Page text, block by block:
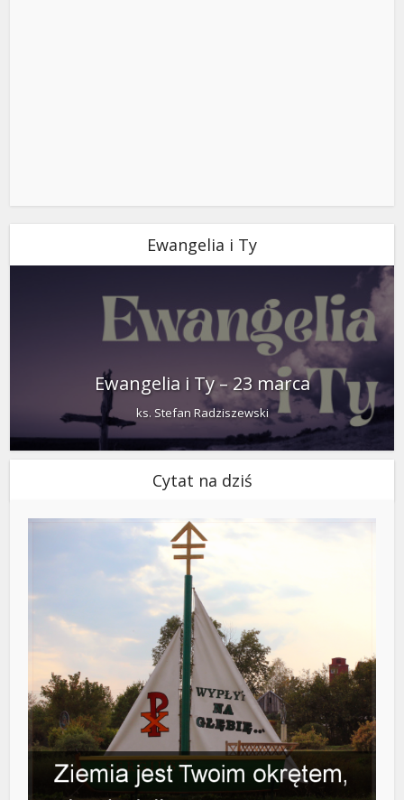
Ewangelia i Ty
Ewangelia i Ty – 23 marca
ks. Stefan Radziszewski
Cytat na dziś